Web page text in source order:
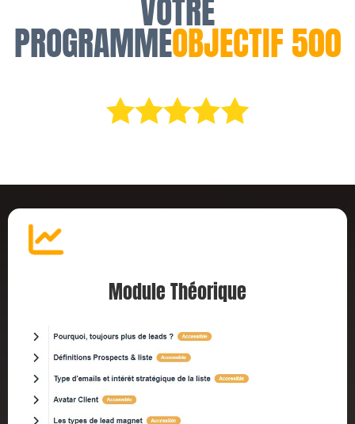
VOTRE
PROGRAMMEOBJECTIF 500
Module Théorique